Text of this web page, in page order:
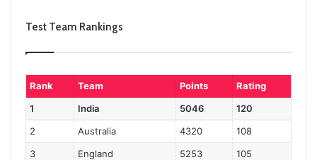
Test Team Rankings
Rank Team Points
Rating
1
India 5046
120
2
Australia 4320
108
3
England 5253
105